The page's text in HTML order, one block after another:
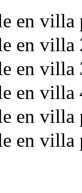
en
en villa
en villa
en
en
en